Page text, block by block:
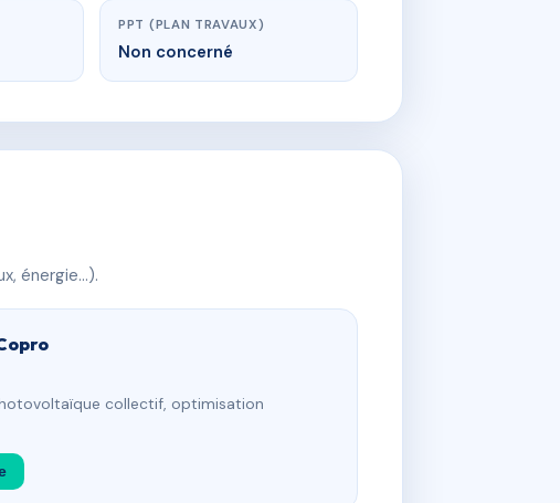
PPT (PLAN TRAVAUX)
Non concerné
énergie…).
collectif, optimisation